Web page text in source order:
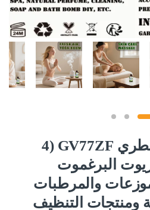
زيت البرغموت العطري GV77ZF (4
مل) – زيوت البرغموت
والمرطبات
ومنتجات التنظيف